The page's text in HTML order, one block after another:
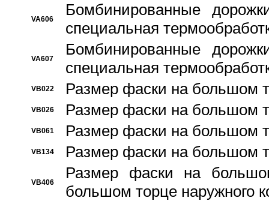
VA606
Бомбинированные
специальная
VA607
Бомбинированные
специальная
VB022 Размер фаски на большом
VB026 Размер фаски на большом
VB061 Размер фаски на большом
VB134 Размер фаски на большом
VB406
Размер фаски на
большом торце наружного